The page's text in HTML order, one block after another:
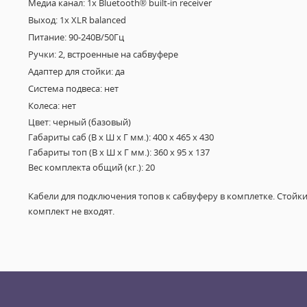
Медиа канал: 1x Bluetooth® built-in receiver
Выход: 1x XLR balanced
Питание: 90-240В/50Гц
Ручки: 2, встроенные на сабвуфере
Адаптер для стойки: да
Система подвеса: нет
Колеса: нет
Цвет: черный (базовый)
Габариты саб (В х Ш х Г мм.): 400 х 465 х 430
Габариты топ (В х Ш х Г мм.): 360 х 95 х 137
Вес комплекта общий (кг.): 20
Кабели для подключения топов к сабвуферу в комплетке.
комплект не входят.